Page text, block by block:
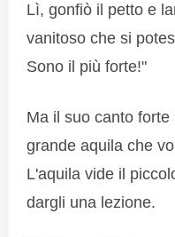
Lì, gonfiò il petto e
vanitoso che si
Sono il più forte!"
Ma il suo canto
grande aquila che
L'aquila vide il
dargli una lezione.